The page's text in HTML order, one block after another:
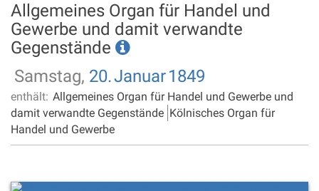
Allgemeines Organ für Handel und
Gewerbe und damit verwandte
Gegenstände
Samstag, 20.Januar1849
enthält: Allgemeines Organ für Handel und Gewerbe und
damit verwandte Gegenstände Kölnisches Organ für
Handel und Gewerbe